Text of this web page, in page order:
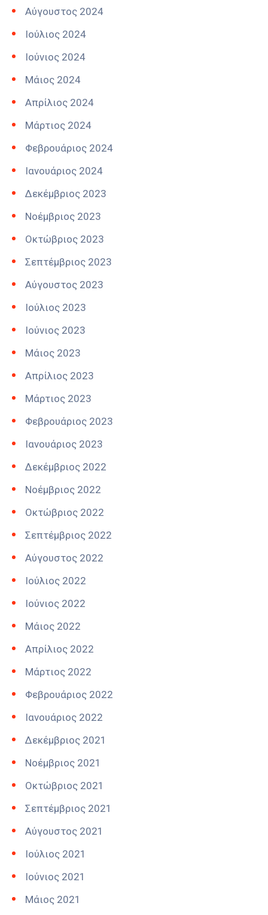
Αύγουστος 2024
Ιούλιος 2024
Ιούνιος 2024
Μάιος 2024
Απρίλιος 2024
Μάρτιος 2024
Φεβρουάριος 2024
Ιανουάριος 2024
Δεκέμβριος 2023
Νοέμβριος 2023
Οκτώβριος 2023
Σεπτέμβριος 2023
Αύγουστος 2023
Ιούλιος 2023
Ιούνιος 2023
Μάιος 2023
Απρίλιος 2023
Μάρτιος 2023
Φεβρουάριος 2023
Ιανουάριος 2023
Δεκέμβριος 2022
Νοέμβριος 2022
Οκτώβριος 2022
Σεπτέμβριος 2022
Αύγουστος 2022
Ιούλιος 2022
Ιούνιος 2022
Μάιος 2022
Απρίλιος 2022
Μάρτιος 2022
Φεβρουάριος 2022
Ιανουάριος 2022
Δεκέμβριος 2021
Νοέμβριος 2021
Οκτώβριος 2021
Σεπτέμβριος 2021
Αύγουστος 2021
Ιούλιος 2021
Ιούνιος 2021
Μάιος 2021